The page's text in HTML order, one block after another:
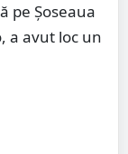
pe Șoseaua
a avut loc un